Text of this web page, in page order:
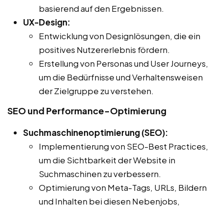
basierend auf den Ergebnissen.
UX-Design:
Entwicklung von Designlösungen, die ein
positives Nutzererlebnis fördern.
Erstellung von Personas und User Journeys,
um die Bedürfnisse und Verhaltensweisen
der Zielgruppe zu verstehen.
SEO und Performance-Optimierung
Suchmaschinenoptimierung (SEO):
Implementierung von SEO-Best Practices,
um die Sichtbarkeit der Website in
Suchmaschinen zu verbessern.
Optimierung von Meta-Tags, URLs, Bildern
und Inhalten bei diesen Nebenjobs,